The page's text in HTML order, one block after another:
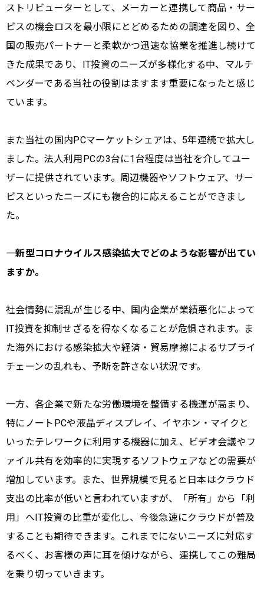
ストリビューターとして、メーカーと連携して商品・サー
ビスの機会ロスを最小限にとどめるための調達を図り、全
国の販売パートナーと柔軟かつ迅速な協業を推進し続けて
きた成果であり、IT投資のニーズが多様化する中、マルチ
ベンダーである当社の役割はますます重要になったと感じ
ています。
また当社の国内PCマーケットシェアは、5年連続で拡大し
ました。法人利用PCの3台に1台程度は当社を介してユー
ザーに提供されています。周辺機器やソフトウェア、サー
ビスといったニーズにも複合的に応えることができまし
た。
―新型コロナウイルス感染拡大でどのような影響が出てい
ますか。
社会情勢に混乱が生じる中、国内企業が業績悪化によって
IT投資を抑制せざるを得なくなることが危惧されます。ま
た海外における感染拡大や経済・貿易摩擦によるサプライ
チェーンの乱れも、予断を許さない状況です。
一方、各企業で新たな労働環境を整備する機運が高まり、
特にノートPCや液晶ディスプレイ、イヤホン・マイクと
いったテレワークに利用する機器に加え、ビデオ会議やフ
ァイル共有を効率的に実現するソフトウェアなどの需要が
増加しています。また、世界規模で見ると日本はクラウド
支出の比率が低いと言われていますが、「所有」から「利
用」へIT投資の比重が変化し、今後急速にクラウドが普及
することも期待できます。これまでにないニーズに対応す
るべく、お客様の声に耳を傾けながら、連携してこの難局
を乗り切っていきます。